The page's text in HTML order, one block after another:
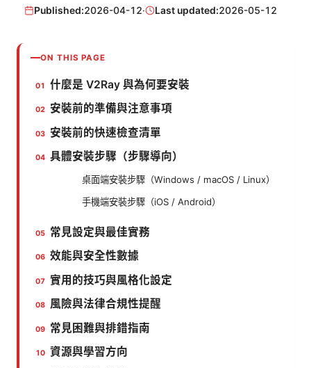
Published:2026-04-12· Last updated:2026-05-12
ON THIS PAGE
什麼是 V2Ray 與為何要安裝
安裝前的準備與注意事項
安裝前的快速檢查清單
具體安裝步驟（步驟導向）
桌面端安裝步驟（Windows / macOS / Linux）
手機端安裝步驟（iOS / Android）
常見設定與最佳實務
效能與安全性數據
實用的技巧與風格化設定
風險與法律合規性提醒
常見困難與排錯指南
資源與學習方向